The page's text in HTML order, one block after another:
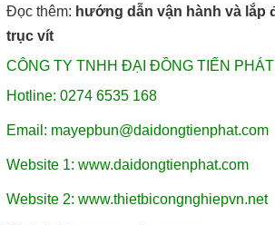
Đọc thêm: hướng dẫn vận hành và lắp
trục vít
CÔNG TY TNHH ĐẠI ĐỒNG TIẾN PHÁT
Hotline: 0274 6535 168
Email: mayepbun@daidongtienphat.com
Website 1: www.daidongtienphat.com
Website 2: www.thietbicongnghiepvn.net